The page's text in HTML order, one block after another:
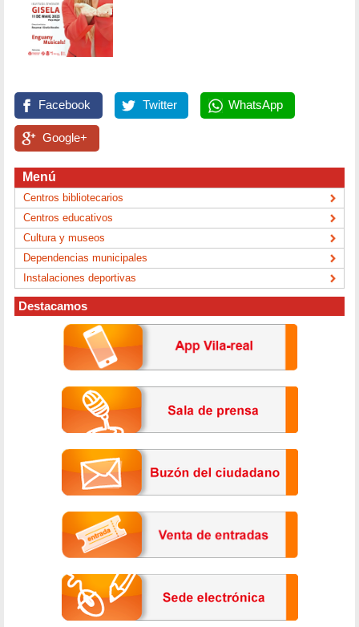
Facebook Twitter WhatsApp
Google+
Menú
Centros bibliotecarios
Centros educativos
Cultura y museos
Dependencias municipales
Instalaciones deportivas
Destacamos